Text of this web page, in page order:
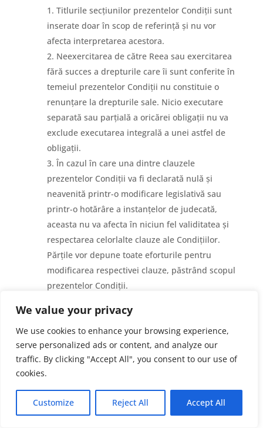
We value your privacy
We use cookies to enhance your browsing experience,
serve personalized ads or content, and analyze our
traffic. By clicking "Accept All", you consent to our use of
cookies.
Customize Reject All Accept All
Titlurile secțiunilor prezentelor Condiții sunt
inserate doar în scop de referință și nu vor
afecta interpretarea acestora.
Neexercitarea de către Reea sau exercitarea
fără succes a drepturile care îi sunt conferite în
temeiul prezentelor Condiții nu constituie o
renunțare la drepturile sale. Nicio executare
separată sau parțială a oricărei obligații nu va
exclude executarea integrală a unei astfel de
obligații.
În cazul în care una dintre clauzele
prezentelor Condiții va fi declarată nulă și
neavenită printr-o modificare legislativă sau
printr-o hotărâre a instanțelor de judecată,
aceasta nu va afecta în niciun fel validitatea și
respectarea celorlalte clauze ale Condițiilor.
Părțile vor depune toate eforturile pentru
modificarea respectivei clauze, păstrând scopul
prezentelor Condiții.
reprezentată de legea română. În cazul în care
părțile nu reușesc să rezolve în mod amiabil
diferendele, instanțele de judecată competente
sunt cele din Târgu-Mureș.
exprimi consimțământul de a le respecta.